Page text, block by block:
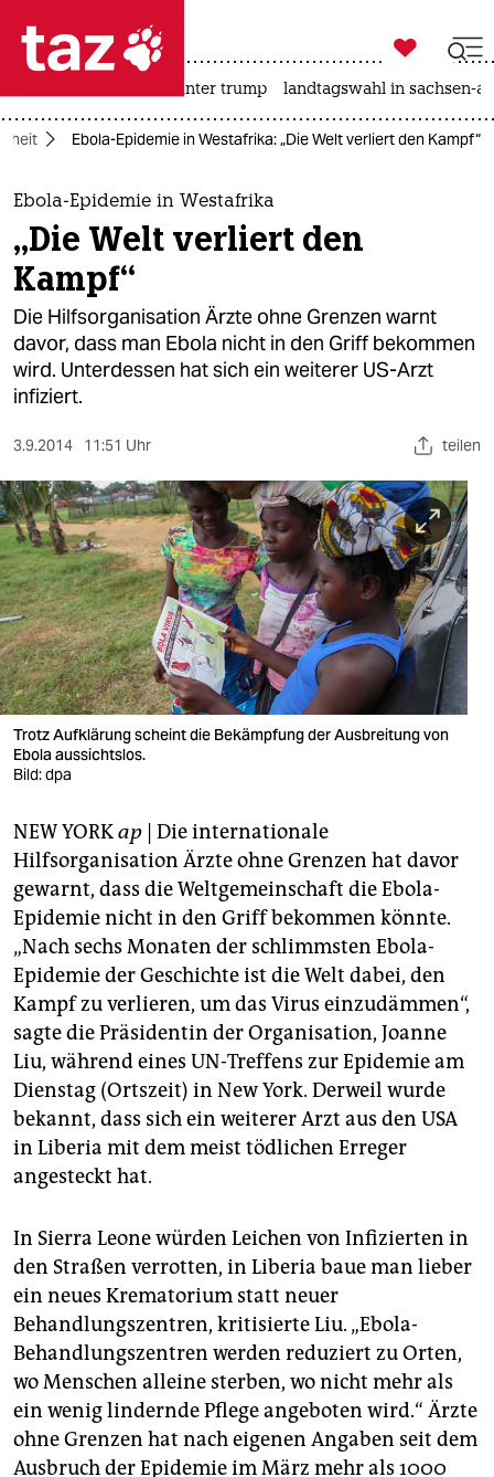
 taz zahl ich
taz zahl ich
themen
politik
öko
gesellschaft
kultur
sport
berlin
nord
wahrheit
verlag
verlag
veranstaltungen
shop
fragen & hilfe
unterstützen
abo
genossenschaft
epaper login

taz zahl ich
usa unter trump landtagswahl in sachsen-
Ebola-Epidemie in Westafrika: „Die Welt verliert den Kampf“
Ebola-Epidemie in Westafrika
„Die Welt verliert den
Kampf“
Die Hilfsorganisation Ärzte ohne Grenzen warnt
davor, dass man Ebola nicht in den Griff bekommen
wird. Unterdessen hat sich ein weiterer US-Arzt
infiziert.
3.9.2014 11:51 Uhr teilen
Trotz Aufklärung scheint die Bekämpfung der Ausbreitung von
Ebola aussichtslos.
Bild: dpa
NEW YORKap | Die internationale
Hilfsorganisation Ärzte ohne Grenzen hat davor
gewarnt, dass die Weltgemeinschaft die Ebola-
Epidemie nicht in den Griff bekommen könnte.
„Nach sechs Monaten der schlimmsten Ebola-
Epidemie der Geschichte ist die Welt dabei, den
Kampf zu verlieren, um das Virus einzudämmen“,
sagte die Präsidentin der Organisation, Joanne
Liu, während eines UN-Treffens zur Epidemie am
Dienstag (Ortszeit) in New York. Derweil wurde
bekannt, dass sich ein weiterer Arzt aus den USA
in Liberia mit dem meist tödlichen Erreger
angesteckt hat.
In Sierra Leone würden Leichen von Infizierten in
den Straßen verrotten, in Liberia baue man lieber
ein neues Krematorium statt neuer
Behandlungszentren, kritisierte Liu. „Ebola-
Behandlungszentren werden reduziert zu Orten,
wo Menschen alleine sterben, wo nicht mehr als
ein wenig lindernde Pflege angeboten wird.“ Ärzte
ohne Grenzen hat nach eigenen Angaben seit dem
Ausbruch der Epidemie im März mehr als 1000